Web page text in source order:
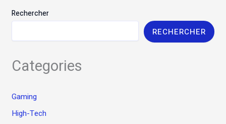
Connect
Rechercher
RECHERCHER
Categories
Gaming
High-Tech